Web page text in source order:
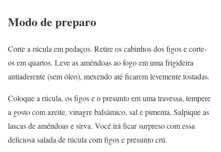
Modo de preparo
Corte a rúcula em pedaços. Retire os cabinhos dos figos e corte-
os em quartos. Leve as amêndoas ao fogo em uma frigideira
antiaderente (sem óleo), mexendo até ficarem levemente tostadas.
Coloque a rúcula, os figos e o presunto em uma travessa, tempere
a gosto com azeite, vinagre balsâmico, sal e pimenta. Salpique as
lascas de amêndoas e sirva. Você irá ficar surpreso com essa
deliciosa salada de rúcula com figos e presunto crú.